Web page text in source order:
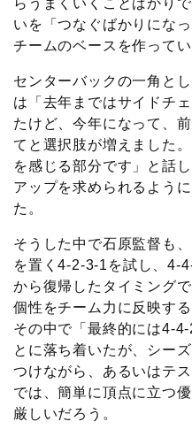
らうまくいくことばかり
いを「つなぐばかりにな
チームのベースを作って
センターバックの一角と
は「去年まではサイドチ
たけど、今年になって、
てと選択肢が増えました
を感じる部分です」と話
アップを求められるよう
た。
そうした中で石原監督も
を置く4-2-3-1を試し、4-
から復帰したタイミング
個性をチーム力に反映す
その中で「最終的には4-
とに落ち着いたが、シー
つけながら、あるいはテ
では、簡単に頂点に立つ
厳しいだろう。